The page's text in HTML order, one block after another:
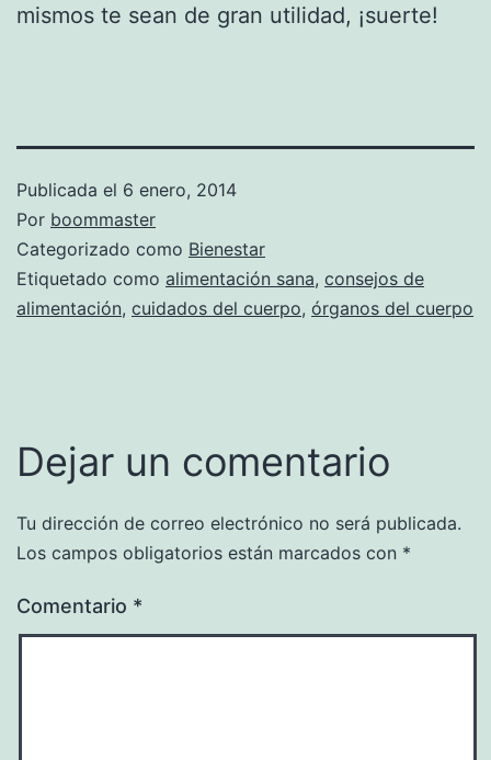
mismos te sean de gran utilidad, ¡suerte!
Publicada el 6 enero, 2014
Por boommaster
Categorizado como Bienestar
Etiquetado como alimentación sana, consejos de
alimentación, cuidados del cuerpo, órganos del cuerpo
Dejar un comentario
Tu dirección de correo electrónico no será publicada.
Los campos obligatorios están marcados con *
Comentario *